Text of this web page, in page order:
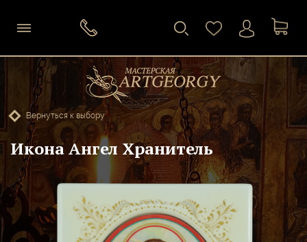
Вернуться к выбору
Икона Ангел Хранитель